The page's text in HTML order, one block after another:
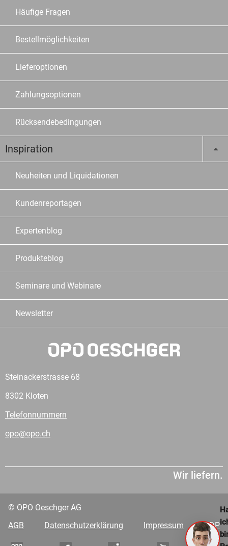
Häufige Fragen
Bestellmöglichkeiten
Lieferoptionen
Zahlungsoptionen
Rücksendebedingungen
Inspiration
Neuheiten und Liquidationen
Kundenreportagen
Expertenblog
Produkteblog
Seminare und Webinare
Newsletter
Steinackerstrasse 68
8302 Kloten
Telefonnummern
opo@opo.ch
Wir liefern.
© OPO Oeschger AG
AGB
Datenschutzerklärung Impressum VDP